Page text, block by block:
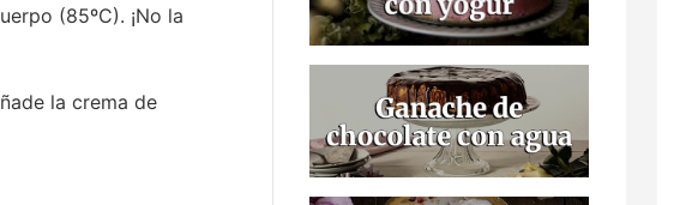
(85ºC). ¡No la
la crema de